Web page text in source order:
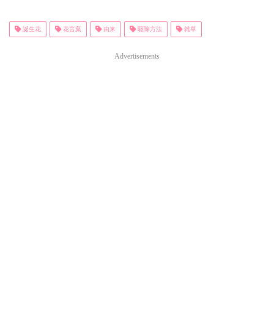
誕生花 花言葉 由来 駆除方法 雑草
Advertisements